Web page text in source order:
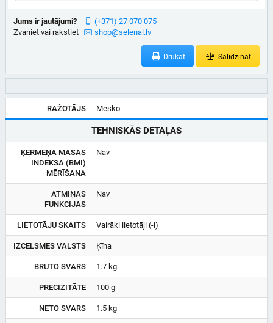
Jums ir jautājumi?
Zvaniet vai rakstiet
(+371) 27 070 075
shop@selenal.lv
Drukāt Salīdzināt
RAŽOTĀJS Mesko
TEHNISKĀS DETAĻAS
ĶERMEŅA MASAS
INDEKSA (BMI)
MĒRĪŠANA
Nav
ATMIŅAS
FUNKCIJAS
Nav
LIETOTĀJU SKAITS Vairāki lietotāji (-i)
IZCELSMES VALSTS Ķīna
BRUTO SVARS 1.7 kg
PRECIZITĀTE 100 g
NETO SVARS 1.5 kg